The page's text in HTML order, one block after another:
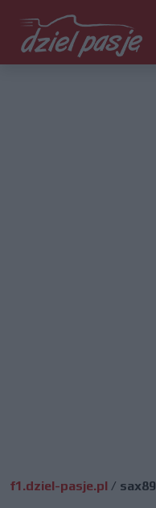
f1.dziel-pasje.pl / sax89